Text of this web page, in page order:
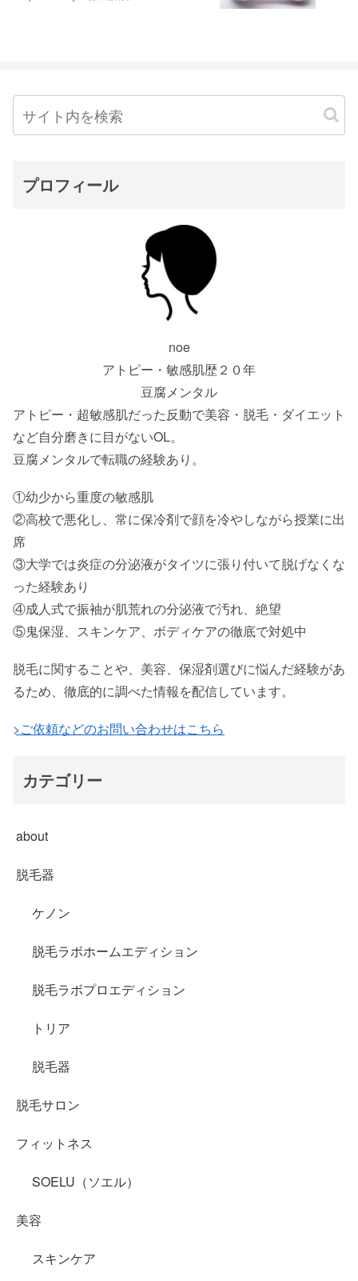
プロフィール
noe
アトピー・敏感肌歴２０年
豆腐メンタル
アトピー・超敏感肌だった反動で美容・脱毛・ダイエット
など自分磨きに目がないOL。
豆腐メンタルで転職の経験あり。
①幼少から重度の敏感肌
②高校で悪化し、常に保冷剤で顔を冷やしながら授業に出
席
③大学では炎症の分泌液がタイツに張り付いて脱げなくな
った経験あり
④成人式で振袖が肌荒れの分泌液で汚れ、絶望
⑤鬼保湿、スキンケア、ボディケアの徹底で対処中
脱毛に関することや、美容、保湿剤選びに悩んだ経験があ
るため、徹底的に調べた情報を配信しています。
>ご依頼などのお問い合わせはこちら
カテゴリー
about
脱毛器
ケノン
脱毛ラボホームエディション
脱毛ラボプロエディション
トリア
脱毛器
脱毛サロン
フィットネス
SOELU（ソエル）
美容
スキンケア